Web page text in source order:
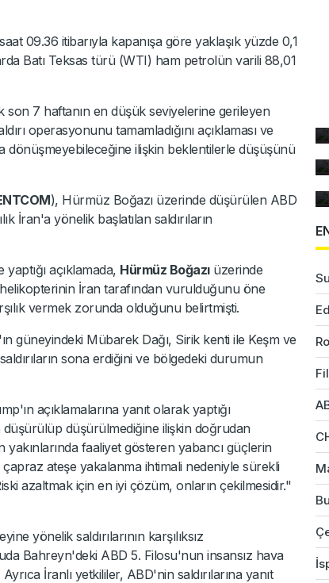
09.36 itibarıyla kapanışa göre yaklaşık yüzde 0,1
Batı Teksas türü (WTI) ham petrolün varili 88,01
7 haftanın en düşük seviyelerine gerileyen
operasyonunu tamamladığını açıklaması ve
dönüşmeyebileceğine ilişkin beklentilerle düşüşünü
), Hürmüz Boğazı üzerinde düşürülen ABD
İran'a yönelik başlatılan saldırıların
açıklamada, Hürmüz Boğazıüzerinde
İran tarafından vurulduğunu öne
vermek zorunda olduğunu belirtmişti.
güneyindeki Mübarek Dağı, Sirik kenti ile Keşm ve
sona erdiğini ve bölgedeki durumun
açıklamalarına yanıt olarak yaptığı
düşürülüp düşürülmediğine ilişkin doğrudan
faaliyet gösteren yabancı güçlerin
ateşe yakalanma ihtimali nedeniyle sürekli
azaltmak için en iyi çözüm, onların çekilmesidir."
yönelik saldırılarının karşılıksız
Bahreyn'deki ABD 5. Filosu'nun insansız hava
İranlı yetkililer, ABD'nin saldırılarına yanıt